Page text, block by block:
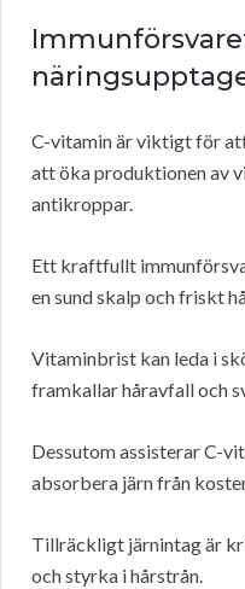
C-vitamin är viktigt för
att öka produktionen av
antikroppar.
Ett kraftfullt
en sund skalp och friskt
Vitaminbrist kan leda i
framkallar håravfall och
Dessutom assisterar C-
absorbera järn från
Tillräckligt järnintag är
och styrka i hårstrån.